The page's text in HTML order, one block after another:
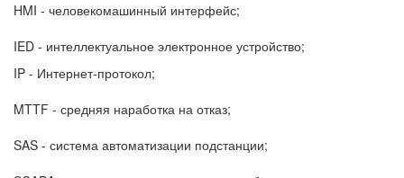
HMI - человекомашинный интерфейс;
IED - интеллектуальное электронное устройство;
IP - Интернет-протокол;
MTTF - средняя наработка на отказ;
SAS - система автоматизации подстанции;